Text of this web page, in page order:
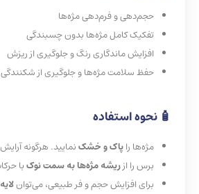
حجم‌دهی و فرم‌دهی مژه‌ها
تفکیک کامل مژه‌ها بدون چسبندگی
افزایش ماندگاری رنگ و جلوگیری از ریزش
حفظ سلامت مژه‌ها و جلوگیری از شکنندگی
🧴 نحوهاستفاده
مژه‌ها راپاک و خشکنمایید. هرگونه
برس را ازریشه مژه‌ها به سمت نوکبا
برای افزایش حجم و فر طبیعی، می‌توان